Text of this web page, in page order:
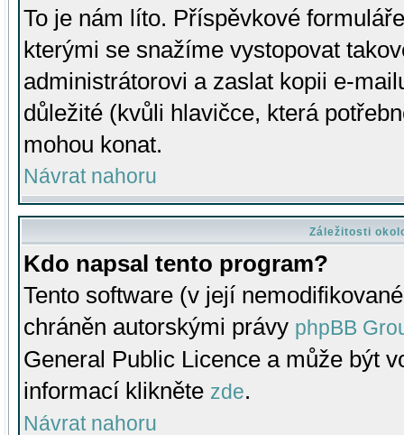
To je nám líto. Příspěvkové
kterými se snažíme vystopovat
administrátorovi a zaslat kopii e-
důležité (kvůli hlavičce, která
mohou konat.
Návrat nahoru
Záležitosti
Kdo napsal tento program?
Tento software (v její
chráněn autorskými právy phpBB
General Public Licence a může být
informací klikněte zde.
Návrat nahoru